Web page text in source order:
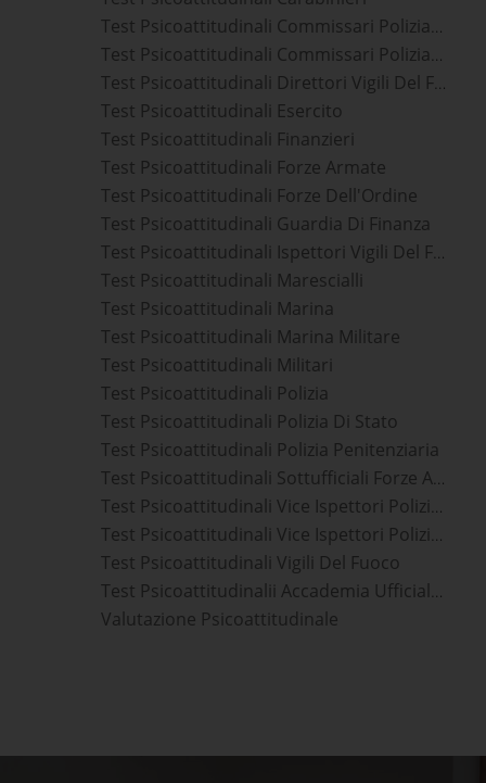
Test Psicoattitudinali Commissari Polizia Di Stato
Test Psicoattitudinali Commissari Polizia Penitenziaria
Test Psicoattitudinali Direttori Vigili Del Fuoco
Test Psicoattitudinali Esercito
Test Psicoattitudinali Finanzieri
Test Psicoattitudinali Forze Armate
Test Psicoattitudinali Forze Dell'Ordine
Test Psicoattitudinali Guardia Di Finanza
Test Psicoattitudinali Ispettori Vigili Del Fuoco
Test Psicoattitudinali Marescialli
Test Psicoattitudinali Marina
Test Psicoattitudinali Marina Militare
Test Psicoattitudinali Militari
Test Psicoattitudinali Polizia
Test Psicoattitudinali Polizia Di Stato
Test Psicoattitudinali Polizia Penitenziaria
Test Psicoattitudinali Sottufficiali Forze Armate
Test Psicoattitudinali Vice Ispettori Polizia Di Stato
Test Psicoattitudinali Vice Ispettori Polizia Penitenziaria
Test Psicoattitudinali Vigili Del Fuoco
Test Psicoattitudinalii Accademia Ufficiali Esercito
Valutazione Psicoattitudinale